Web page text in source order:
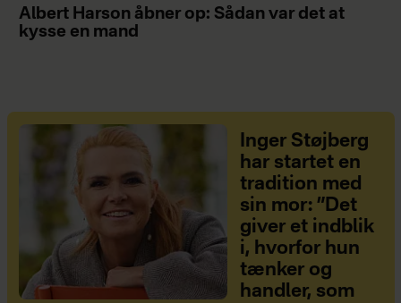
Albert Harson åbner op: Sådan var det at
kysse en mand
Inger Støjberg
har startet en
tradition med
sin mor: ”Det
giver et indblik
i, hvorfor hun
tænker og
handler, som